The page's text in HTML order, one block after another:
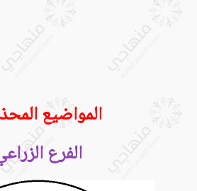
المواضيع
الفرع